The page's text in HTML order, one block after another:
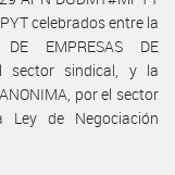
celebrados entre la
DE EMPRESAS DE
el sector sindical, y la
por el sector
Ley de Negociación